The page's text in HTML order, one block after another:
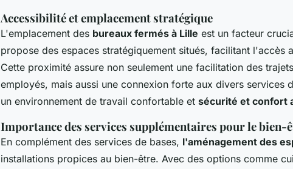
Accessibilité et emplacement stratégique
L'emplacement des bureaux fermés à Lille est un facteur
propose des espaces stratégiquement situés, facilitant l'accès
Cette proximité assure non seulement une facilitation des
employés, mais aussi une connexion forte aux divers services
un environnement de travail confortable et sécurité et confort
Importance des services supplémentaires pour le bien-
En complément des services de bases, l'aménagement des
installations propices au bien-être. Avec des options comme